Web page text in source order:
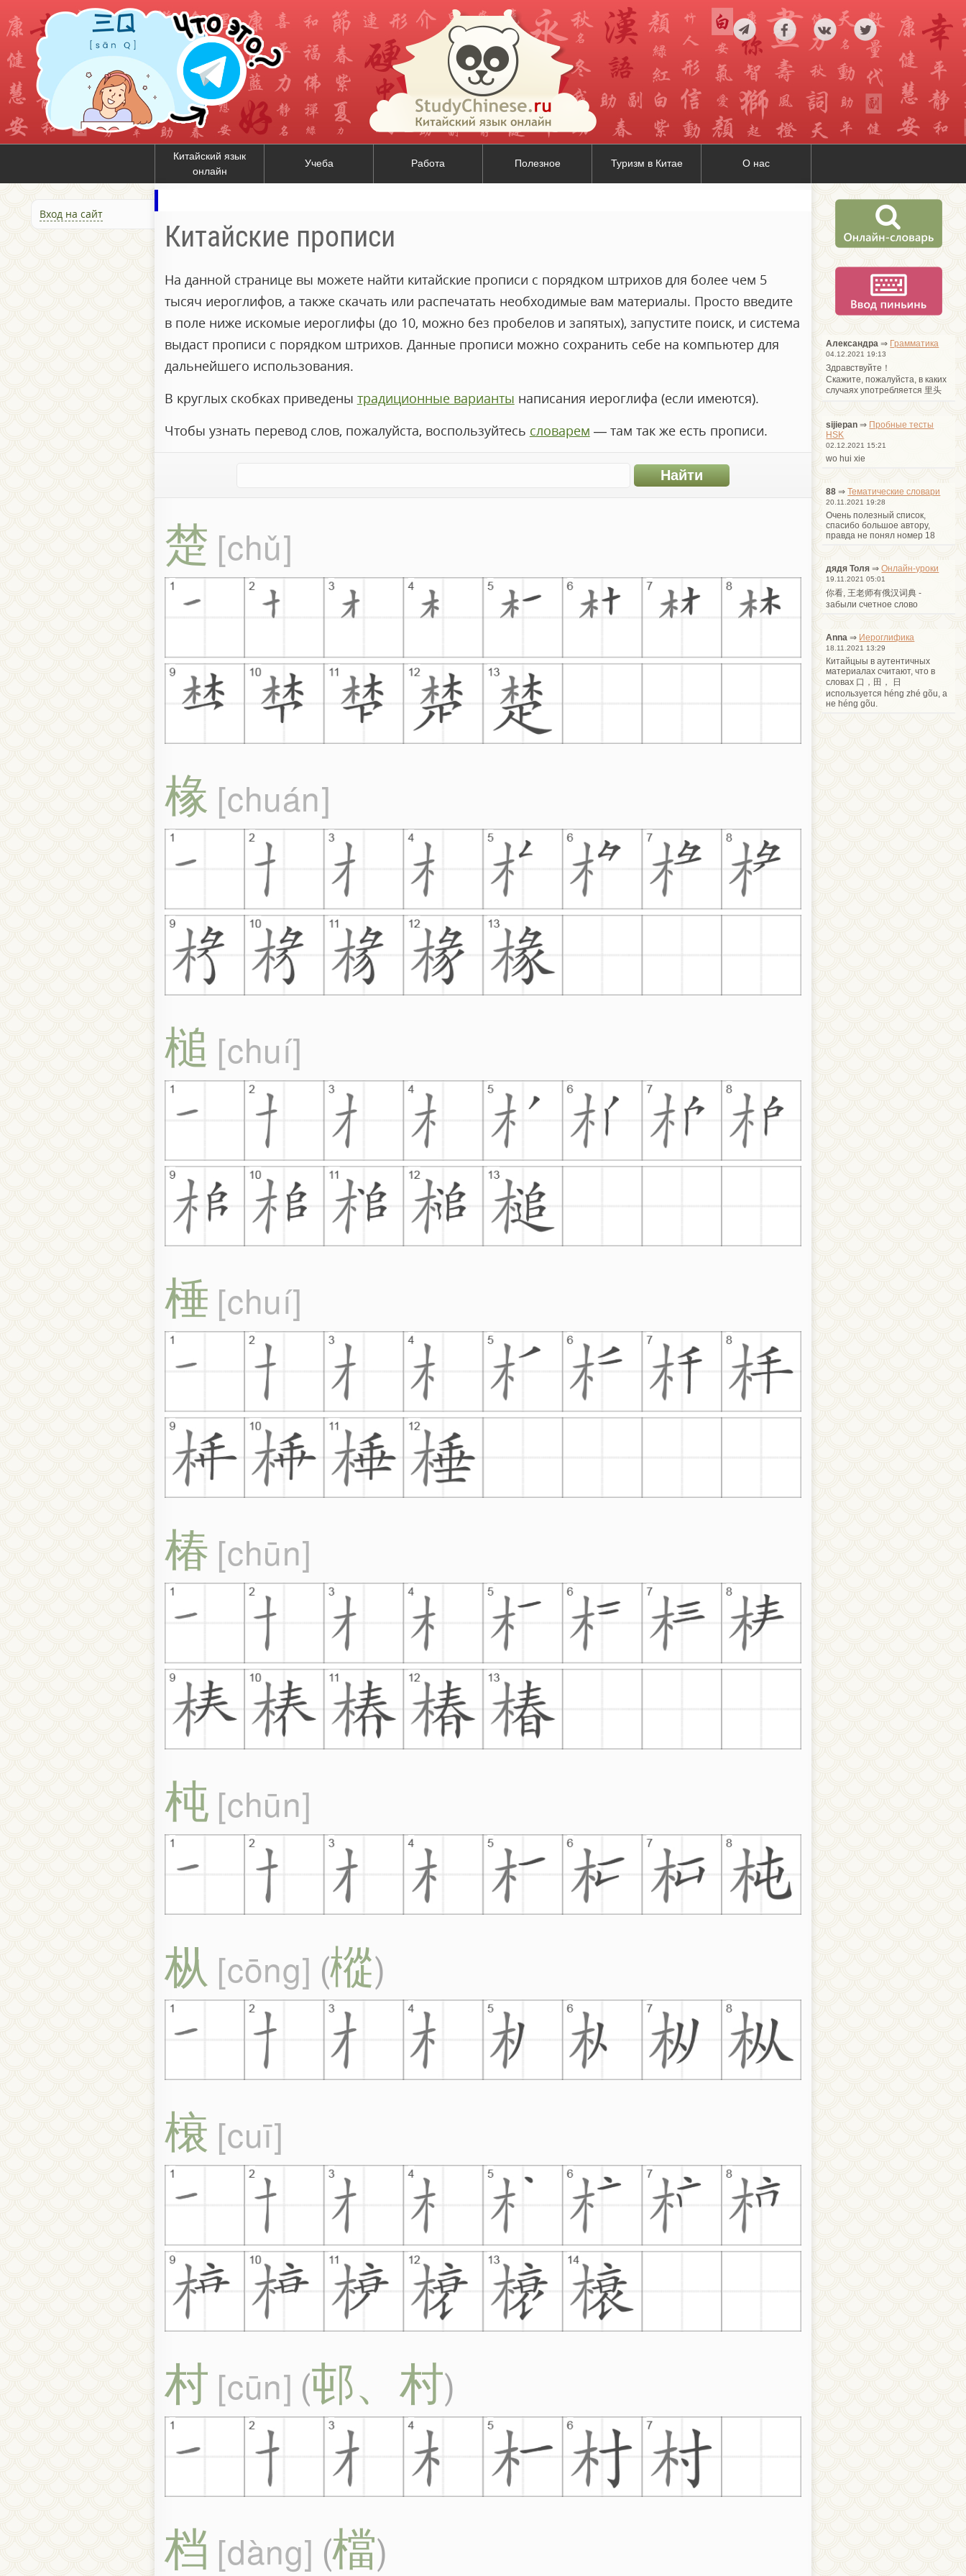
Китайский язык
онлайн
Учеба Работа Полезное Туризм в Китае О нас
Вход на сайт
Китайские прописи
На данной странице вы можете найти китайские прописи с порядком штрихов для более чем 5
тысяч иероглифов, а также скачать или распечатать необходимые вам материалы. Просто введите
в поле ниже искомые иероглифы (до 10, можно без пробелов и запятых), запустите поиск, и система
выдаст прописи с порядком штрихов. Данные прописи можно сохранить себе на компьютер для
дальнейшего использования.
В круглых скобках приведены традиционные варианты написания иероглифа (если имеются).
Чтобы узнать перевод слов, пожалуйста, воспользуйтесь словарем — там так же есть прописи.
楚 chǔ
椽 chuán
槌 chuí
棰 chuí
椿 chūn
杶 chūn
枞 cōng (樅)
榱 cuī
村 cūn (邨、村)
档 dàng (檔)
Александра ⇒ Грамматика
04.12.2021 19:13
Здравствуйте！
Cкажите, пожалуйста, в каких
случаях употребляется 里头
sijiepan ⇒ Пробные тесты
HSK
02.12.2021 15:21
wo hui xie
88 ⇒Тематические словари
20.11.2021 19:28
Очень полезный список,
спасибо большое автору,
правда не понял номер 18
дядя Толя ⇒Онлайн-уроки
19.11.2021 05:01
你看, 王老师有俄汉词典 -
забыли счетное слово
Anna ⇒ Иероглифика
18.11.2021 13:29
Китайцыы в аутентичных
материалах считают, что в
словах 口，田， 日
используется héng zhé gõu, а
не héng gõu.